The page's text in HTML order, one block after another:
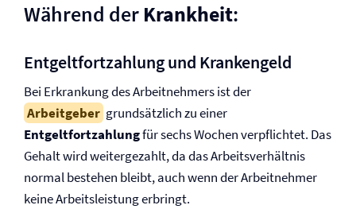
Während der Krankheit:
Entgeltfortzahlung und Krankengeld
Bei Erkrankung des Arbeitnehmers ist der
Arbeitgeber grundsätzlich zu einer
Entgeltfortzahlungfür sechs Wochen verpflichtet. Das
Gehalt wird weitergezahlt, da das Arbeitsverhältnis
normal bestehen bleibt, auch wenn der Arbeitnehmer
keine Arbeitsleistung erbringt.